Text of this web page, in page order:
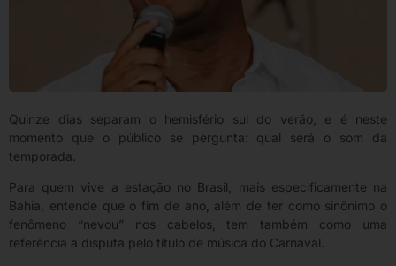
Quinze dias separam o hemisfério sul do verão, e é neste
momento que o público se pergunta: qual será o som da
temporada.
Para quem vive a estação no Brasil, mais especificamente na
Bahia, entende que o fim de ano, além de ter como sinônimo o
fenômeno “nevou” nos cabelos, tem também como uma
referência a disputa pelo título de música do Carnaval.